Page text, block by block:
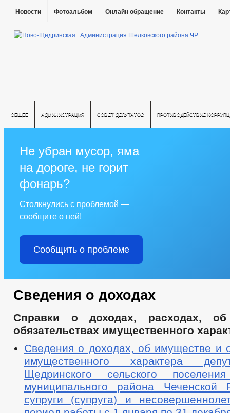
Новости Фотоальбом Онлайн обращение Контакты
ОБЩЕЕ АДМИНИСТРАЦИЯ СОВЕТ ДЕПУТАТОВ ПРОТИВОДЕЙСТВИЕ
Не убран мусор, яма
на дороге, не горит
фонарь?
Столкнулись с проблемой —
сообщите о ней!
Сообщить о проблеме
Сведения о доходах
Справки о доходах, расходах,
обязательствах имущественного
Сведения о доходах, об имуществе и
имущественного характера
Щедринского сельского
муниципального района Чеченской
супруги (супруга) и